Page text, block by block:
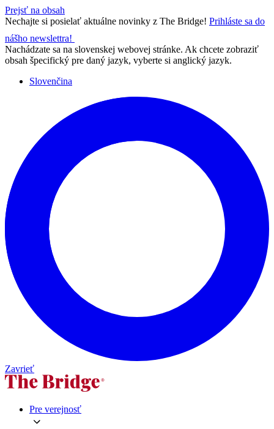
Prejsť na obsah
Nechajte si posielať aktuálne novinky z The Bridge! Prihláste sa do
nášho newslettra!
Nachádzate sa na slovenskej webovej stránke. Ak chcete zobraziť
obsah špecifický pre daný jazyk, vyberte si anglický jazyk.
Slovenčina
Zavrieť
Pre verejnosť